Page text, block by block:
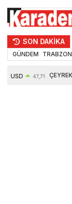
SON DAKİKA
GÜNDEM TRABZON
USD 47,71 ÇEYREK